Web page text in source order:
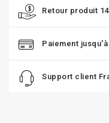
Retour produit
Paiement
Support client